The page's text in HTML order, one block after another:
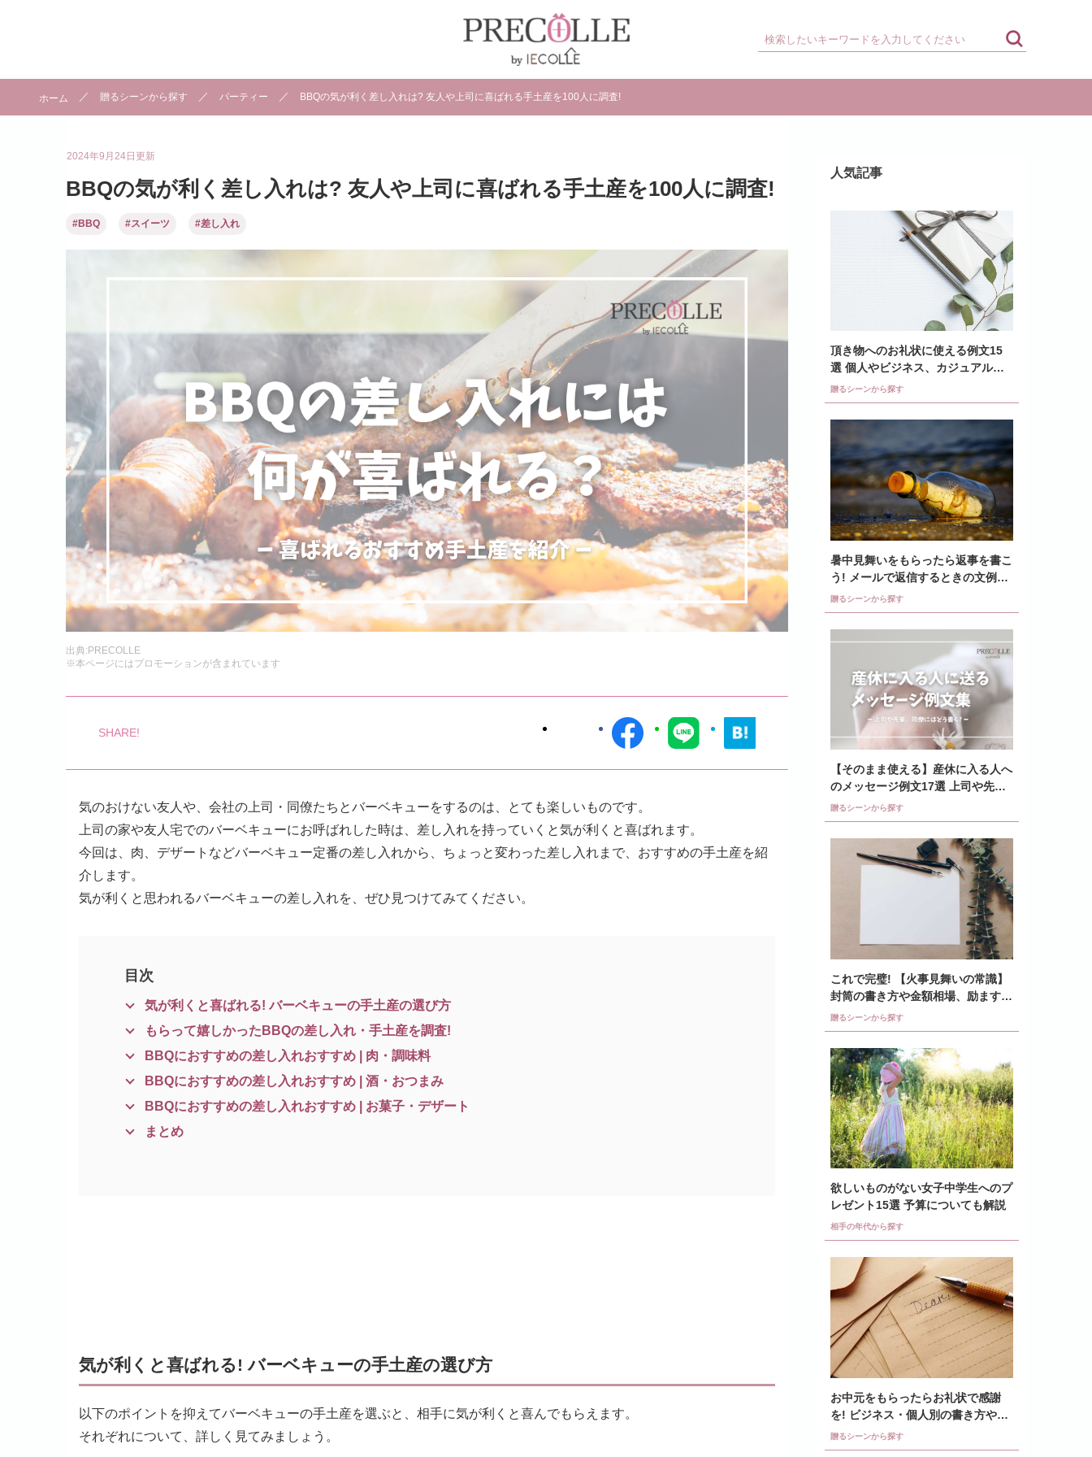
ホーム 贈るシーンから探す パーティー BBQの気が利く差し入れは? 友人や上司に喜ばれる手土産を100人に調査!
2024年9月24日更新
BBQの気が利く差し入れは? 友人や上司に喜ばれる手土産を100人に調査!
#BBQ #スイーツ #差し入れ
出典:PRECOLLE
※本ページにはプロモーションが含まれています
気のおけない友人や、会社の上司・同僚たちとバーベキューをするのは、とても楽しいものです。
上司の家や友人宅でのバーベキューにお呼ばれした時は、差し入れを持っていくと気が利くと喜ばれます。
今回は、肉、デザートなどバーベキュー定番の差し入れから、ちょっと変わった差し入れまで、おすすめの手土産を紹
介します。
気が利くと思われるバーベキューの差し入れを、ぜひ見つけてみてください。
目次
気が利くと喜ばれる! バーベキューの手土産の選び方
もらって嬉しかったBBQの差し入れ・手土産を調査!
BBQにおすすめの差し入れおすすめ | 肉・調味料
BBQにおすすめの差し入れおすすめ | 酒・おつまみ
BBQにおすすめの差し入れおすすめ | お菓子・デザート
まとめ
気が利くと喜ばれる! バーベキューの手土産の選び方
以下のポイントを抑えてバーベキューの手土産を選ぶと、相手に気が利くと喜んでもらえます。
それぞれについて、詳しく見てみましょう。
人気記事
頂き物へのお礼状に使える例文15
選 個人やビジネス、カジュアル文
例など紹介
贈るシーンから探す
暑中見舞いをもらったら返事を書こ
う! メールで返信するときの文例を
紹介
贈るシーンから探す
【そのまま使える】産休に入る人へ
のメッセージ例文17選 上司や先
輩、同僚はどう書く?
贈るシーンから探す
これで完璧! 【火事見舞いの常識】
封筒の書き方や金額相場、励ます言
葉の文例も紹介
贈るシーンから探す
欲しいものがない女子中学生へのプ
レゼント15選 予算についても解説
相手の年代から探す
お中元をもらったらお礼状で感謝
を! ビジネス・個人別の書き方や例
文も紹介
贈るシーンから探す